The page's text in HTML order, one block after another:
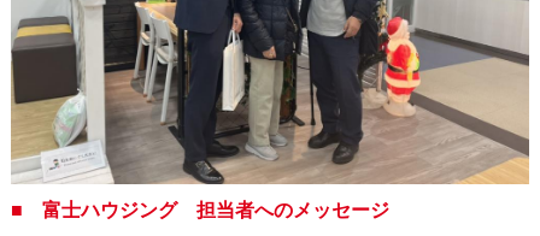
■ 富士ハウジング 担当者へのメッセージ